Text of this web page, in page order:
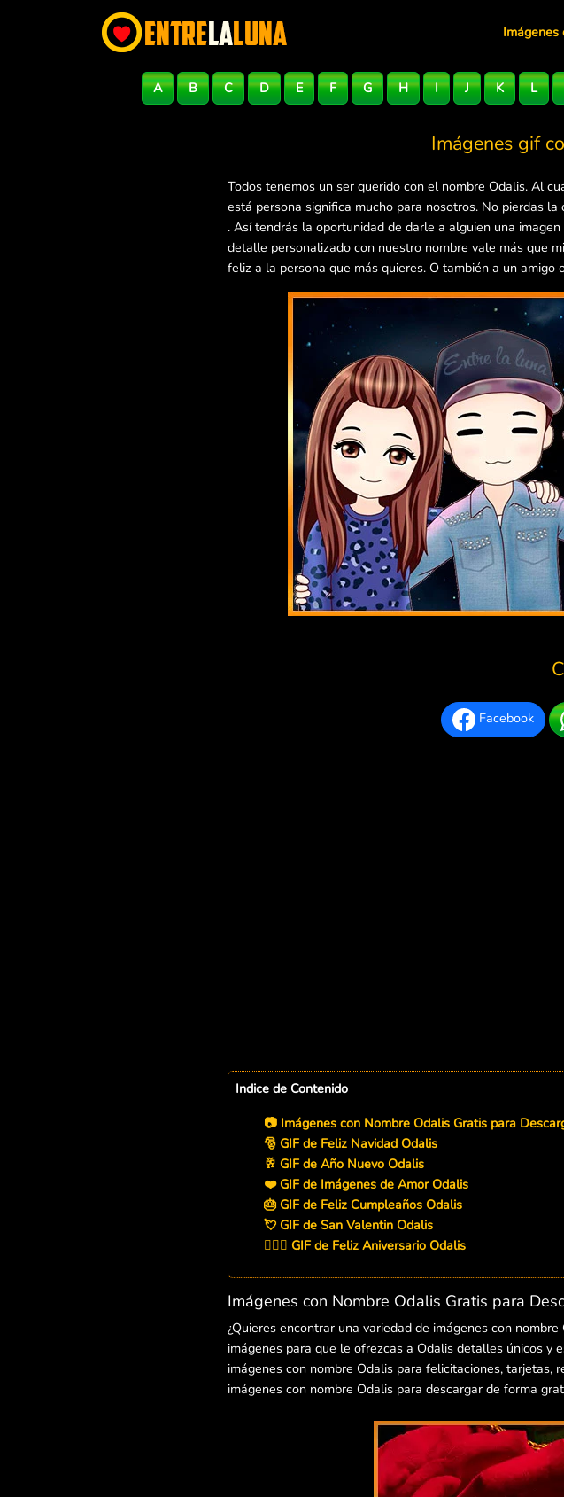
Imágenes
A B C D E F G H I J K L
Imágenes gif
Todos tenemos un ser querido con el nombre Odalis. Al
está persona significa mucho para nosotros. No pierdas
. Así tendrás la oportunidad de darle a alguien una
detalle personalizado con nuestro nombre vale más que
feliz a la persona que más quieres. O también a un amigo
Facebook
Indice de Contenido
📷 Imágenes con Nombre Odalis Gratis para
🎅 GIF de Feliz Navidad Odalis
🥂 GIF de Año Nuevo Odalis
❤️ GIF de Imágenes de Amor Odalis
🎂 GIF de Feliz Cumpleaños Odalis
💘 GIF de San Valentin Odalis
👨‍❤️‍👨 GIF de Feliz Aniversario Odalis
Imágenes con Nombre Odalis Gratis para
¿Quieres encontrar una variedad de imágenes con
imágenes para que le ofrezcas a Odalis detalles únicos y
imágenes con nombre Odalis para felicitaciones, tarjetas,
imágenes con nombre Odalis para descargar de forma